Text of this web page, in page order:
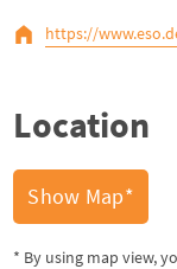
https://
Location
Show Map*
* By using map view,